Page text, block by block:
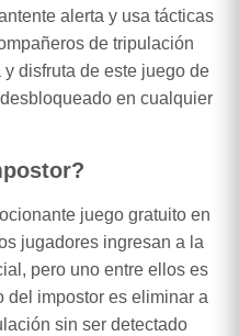
alerta y usa tácticas
de tripulación
disfruta de este juego de
en cualquier
juego gratuito en
jugadores ingresan a la
pero uno entre ellos es
del impostor es eliminar a
sin ser detectado